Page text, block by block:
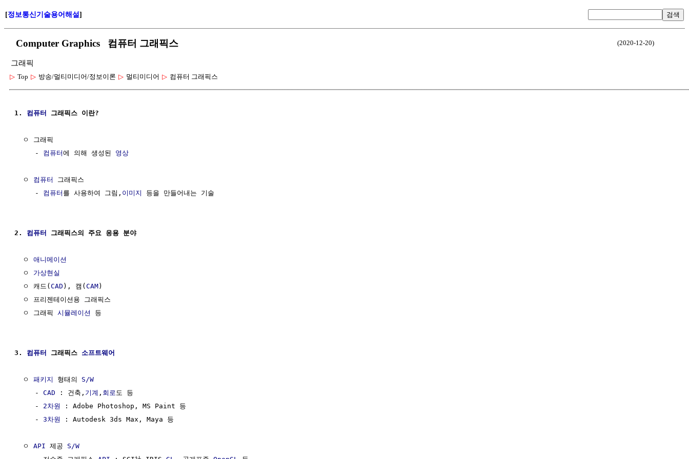
[정보통신기술용어해설] 검색
Computer Graphics 컴퓨터 그래픽스 (2020-12-20)
그래픽
▷ Top ▷ 방송/멀티미디어/정보이론 ▷ 멀티미디어 ▷ 컴퓨터 그래픽스
1. 컴퓨터 그래픽스 이란?
  ㅇ 그래픽
     -
컴퓨터에 의해 생성된 영상
  ㅇ
컴퓨터
그래픽스
     -
컴퓨터 를 사용하여 그림, 이미지 등을 만들어내는 기술
2. 컴퓨터 그래픽스의 주요 응용 분야
  ㅇ
애니메이션
  ㅇ
가상현실
  ㅇ 캐드(
CAD ), 캠(CAM)
  ㅇ 프리젠테이션용 그래픽스
  ㅇ 그래픽
시뮬레이션 등
3. 컴퓨터 그래픽스 소프트웨어
  ㅇ
패키지 형태의 S/W
     -
CAD : 건축, 기계 , 회로 도 등
     -
2차원
: Adobe Photoshop, MS Paint 등
     -
3차원 : Autodesk 3ds Max, Maya 등
  ㅇ
API 제공 S/W